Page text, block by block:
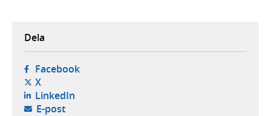
Dela
Facebook- öppnas i ny flik, extern webbplats,
X- öppnas i ny flik, extern webbplats,
LinkedIn- öppnas i ny flik, extern webbplats,
E-post- öppnar din e-postklient,